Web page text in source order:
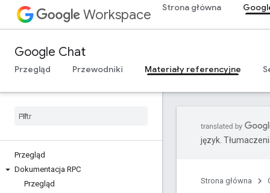
Workspace Strona główna
Google Chat
Przegląd Przewodniki Materiały referencyjne
Przegląd
Dokumentacja RPC
Przegląd
język.
Strona główna